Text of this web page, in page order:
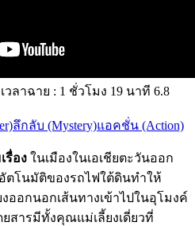
เวลาฉาย : 1 ชั่วโมง 19 นาที 6.8
ลึกลับ (Mystery)แอคชั่น (Action)
รื่อง ในเมืองในเอเชียตะวันออก
ตโนมัติของรถไฟใต้ดินทำให้
ออกนอกเส้นทางเข้าไปในอุโมงค์
สารมีทั้งคุณแม่เลี้ยงเดี่ยวที่